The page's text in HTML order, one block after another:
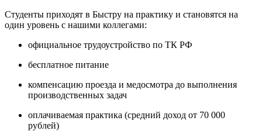
Студенты приходят в Быстру на практику и становятся на
один уровень с нашими коллегами:
официальное трудоустройство по ТК РФ
бесплатное питание
компенсацию проезда и медосмотра до выполнения
производственных задач
оплачиваемая практика (средний доход от 70 000
рублей)